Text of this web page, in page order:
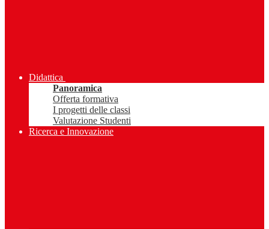
Didattica
Panoramica
Offerta formativa
I progetti delle classi
Valutazione Studenti
Ricerca e Innovazione